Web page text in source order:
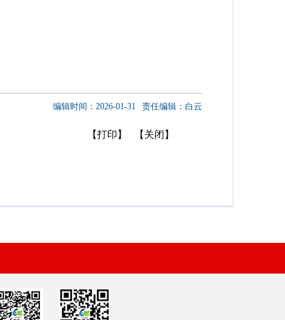
编辑时间：2026-01-31 责任编辑：白云
【关闭】
【打印】